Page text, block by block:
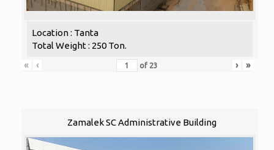
Location : Tanta
Total Weight : 250 Ton.
«
‹ of 23 › »
Zamalek SC Administrative Building